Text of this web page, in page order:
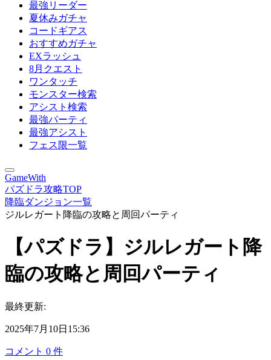
最強リーダー
夏休みガチャ
コードギアス
おすすめガチャ
EXラッシュ
8月クエスト
ワンタッチ
モンスター検索
アシスト検索
最強パーティ
最強アシスト
フェス限一覧
GameWith
パズドラ攻略TOP
降臨ダンジョン一覧
ジルレガート降臨の攻略と周回パーティ
【パズドラ】ジルレガート降
臨の攻略と周回パーティ
最終更新:
2025年7月10日15:36
コメント 0 件